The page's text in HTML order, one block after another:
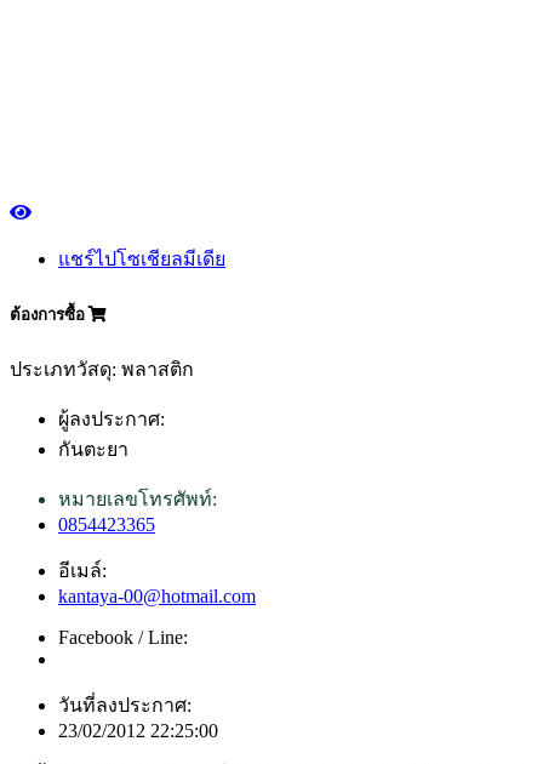
แชร์ไปโซเชียลมีเดีย
ต้องการซื้อ
ประเภทวัสดุ: พลาสติก
ผู้ลงประกาศ:
กันตะยา
หมายเลขโทรศัพท์:
0854423365
อีเมล์:
kantaya-00@hotmail.com
Facebook / Line:
วันที่ลงประกาศ:
23/02/2012 22:25:00